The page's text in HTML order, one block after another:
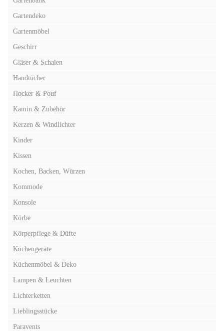
Gartendeko
Gartenmöbel
Geschirr
Gläser & Schalen
Handtücher
Hocker & Pouf
Kamin & Zubehör
Kerzen & Windlichter
Kinder
Kissen
Kochen, Backen, Würzen
Kommode
Konsole
Körbe
Körperpflege & Düfte
Küchengeräte
Küchenmöbel & Deko
Lampen & Leuchten
Lichterketten
Lieblingsstücke
Paravents